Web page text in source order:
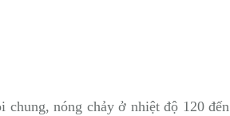
nóng chảy ở nhiệt độ 120 đến